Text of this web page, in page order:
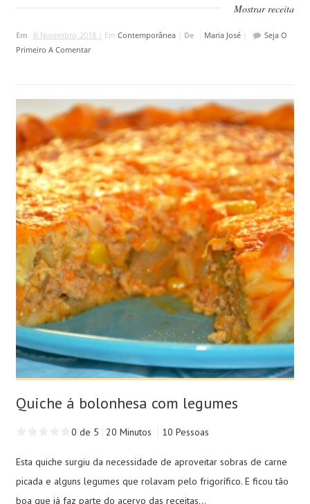
Mostrar receita
Em 6 Novembro, 2018 | Em Contemporânea| De Maria José|
Seja O
Primeiro A Comentar
Quiche á bolonhesa com legumes
0 de 5 20 Minutos 10 Pessoas
Esta quiche surgiu da necessidade de aproveitar sobras de carne
picada e alguns legumes que rolavam pelo frigorífico. E ficou tão
boa que já faz parte do acervo das receitas...